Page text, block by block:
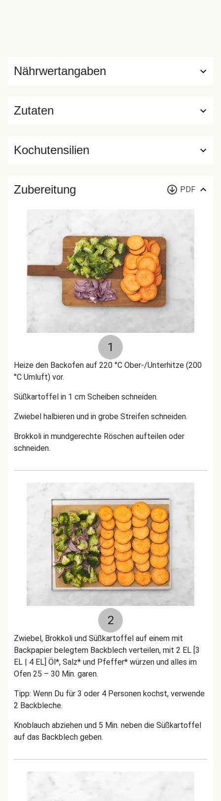
Zutaten
Nährwertangaben
Kochutensilien
Zubereitung PDF
1
Heize den Backofen auf 220 °C Ober-/Unterhitze (200
°C Umluft) vor.
Süßkartoffel in 1 cm Scheiben schneiden.
Zwiebel halbieren und in grobe Streifen schneiden.
Brokkoli in mundgerechte Röschen aufteilen oder
schneiden.
2
Zwiebel, Brokkoli und Süßkartoffel auf einem mit
Backpapier belegtem Backblech verteilen, mit 2 EL [3
EL | 4 EL] Öl*, Salz* und Pfeffer* würzen und alles im
Ofen 25 – 30 Min. garen.
Tipp: Wenn Du für 3 oder 4 Personen kochst, verwende
2 Backbleche.
Knoblauch abziehen und 5 Min. neben die Süßkartoffel
auf das Backblech geben.